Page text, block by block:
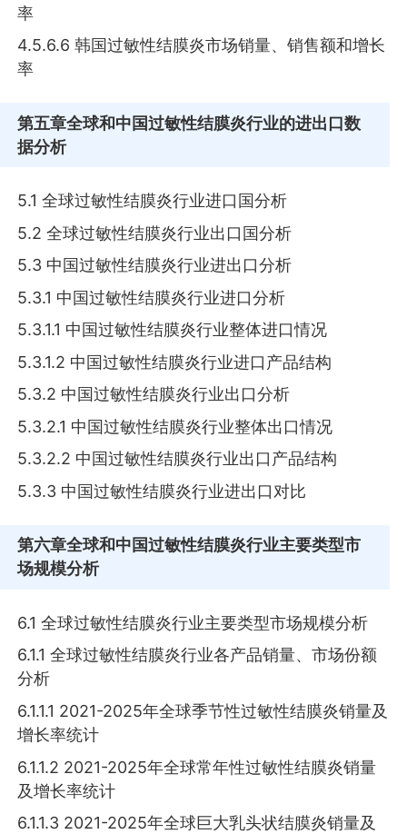
率
4.5.6.6 韩国过敏性结膜炎市场销量、销售额和增长
率
第五章全球和中国过敏性结膜炎行业的进出口数
据分析
5.1 全球过敏性结膜炎行业进口国分析
5.2 全球过敏性结膜炎行业出口国分析
5.3 中国过敏性结膜炎行业进出口分析
5.3.1 中国过敏性结膜炎行业进口分析
5.3.1.1 中国过敏性结膜炎行业整体进口情况
5.3.1.2 中国过敏性结膜炎行业进口产品结构
5.3.2 中国过敏性结膜炎行业出口分析
5.3.2.1 中国过敏性结膜炎行业整体出口情况
5.3.2.2 中国过敏性结膜炎行业出口产品结构
5.3.3 中国过敏性结膜炎行业进出口对比
第六章全球和中国过敏性结膜炎行业主要类型市
场规模分析
6.1 全球过敏性结膜炎行业主要类型市场规模分析
6.1.1 全球过敏性结膜炎行业各产品销量、市场份额
分析
6.1.1.1 2021-2025年全球季节性过敏性结膜炎销量及
增长率统计
6.1.1.2 2021-2025年全球常年性过敏性结膜炎销量
及增长率统计
6.1.1.3 2021-2025年全球巨大乳头状结膜炎销量及